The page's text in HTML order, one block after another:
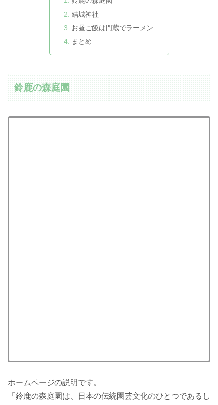
結城神社
お昼ご飯は門蔵でラーメン
まとめ
鈴鹿の森庭園
ホームページの説明です。
「鈴鹿の森庭園は、日本の伝統園芸文化のひとつであるし